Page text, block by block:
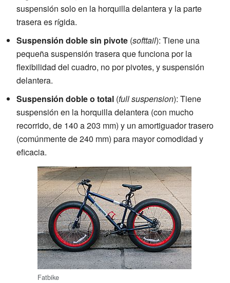
suspensión solo en la horquilla delantera y la parte
trasera es rígida.
Suspensión doble sin pivote (softtail): Tiene una
pequeña suspensión trasera que funciona por la
flexibilidad del cuadro, no por pivotes, y suspensión
delantera.
Suspensión doble o total (full suspension): Tiene
suspensión en la horquilla delantera (con mucho
recorrido, de 140 a 203 mm) y un amortiguador trasero
(comúnmente de 240 mm) para mayor comodidad y
eficacia.
Fatbike